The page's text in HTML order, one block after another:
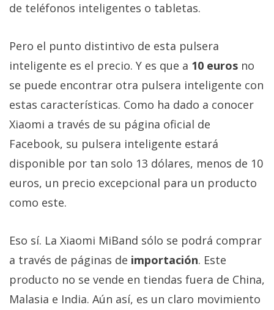
(CC) 2006-
reservados.
de teléfonos inteligentes o tabletas.
Pero el punto distintivo de esta pulsera
inteligente es el precio. Y es que a 10 euros no
se puede encontrar otra pulsera inteligente con
estas características. Como ha dado a conocer
Xiaomi a través de su página oficial de
Facebook, su pulsera inteligente estará
disponible por tan solo 13 dólares, menos de 10
euros, un precio excepcional para un producto
como este.
Eso sí. La Xiaomi MiBand sólo se podrá comprar
a través de páginas de importación. Este
producto no se vende en tiendas fuera de China,
Malasia e India. Aún así, es un claro movimiento